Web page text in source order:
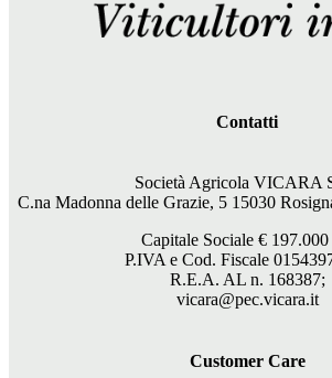
Contatti
Società Agricola VICARA
C.na Madonna delle Grazie, 5 15030
Capitale Sociale € 197.000
P.IVA e Cod. Fiscale
R.E.A. AL n. 168387;
vicara@pec.vicara.it
Customer Care